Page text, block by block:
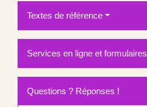
Textes de référence
Services en ligne et formulaires
Questions ? Réponses !